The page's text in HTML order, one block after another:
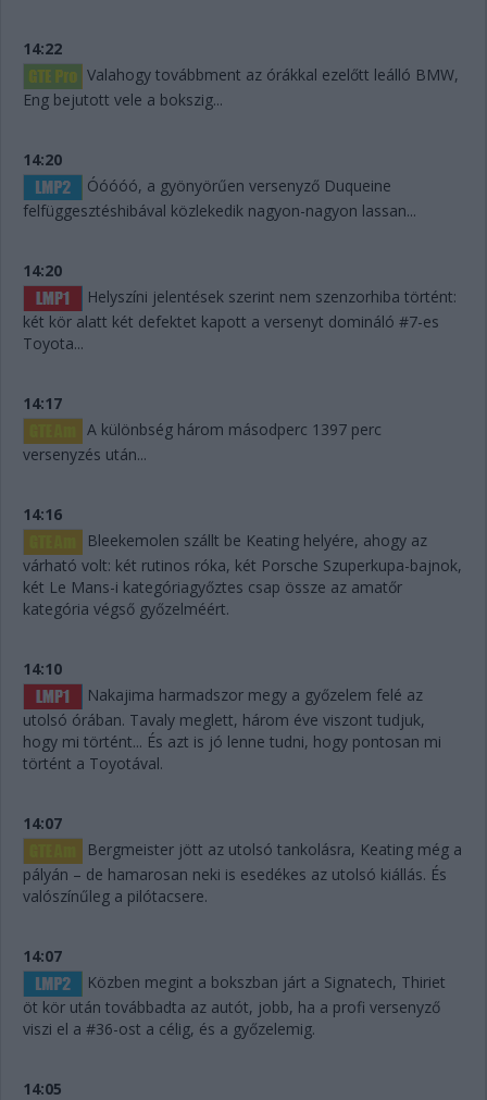
14:22
Valahogy továbbment az órákkal ezelőtt leálló BMW,
Eng bejutott vele a bokszig...
14:20
Óóóóó, a gyönyörűen versenyző Duqueine
felfüggesztéshibával közlekedik nagyon-nagyon lassan...
14:20
Helyszíni jelentések szerint nem szenzorhiba történt:
két kör alatt két defektet kapott a versenyt domináló #7-es
Toyota...
14:17
A különbség három másodperc 1397 perc
versenyzés után...
14:16
Bleekemolen szállt be Keating helyére, ahogy az
várható volt: két rutinos róka, két Porsche Szuperkupa-bajnok,
két Le Mans-i kategóriagyőztes csap össze az amatőr
kategória végső győzelméért.
14:10
Nakajima harmadszor megy a győzelem felé az
utolsó órában. Tavaly meglett, három éve viszont tudjuk,
hogy mi történt... És azt is jó lenne tudni, hogy pontosan mi
történt a Toyotával.
14:07
Bergmeister jött az utolsó tankolásra, Keating még a
pályán – de hamarosan neki is esedékes az utolsó kiállás. És
valószínűleg a pilótacsere.
14:07
Közben megint a bokszban járt a Signatech, Thiriet
öt kör után továbbadta az autót, jobb, ha a profi versenyző
viszi el a #36-ost a célig, és a győzelemig.
14:05